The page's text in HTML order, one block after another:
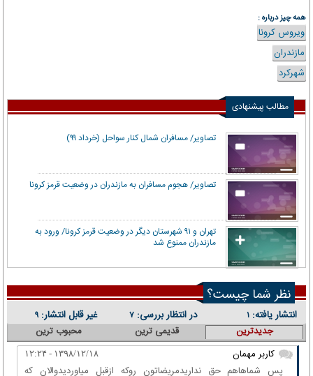
همه چیز درباره :
ویروس کرونا
مازندران
شهرکرد
مطالب پیشنهادی
تصاویر/ مسافران شمال کنار سواحل (خرداد ۹۹)
تصاویر/ هجوم مسافران به مازندران در وضعیت قرمز کرونا
تهران و ۹۱ شهرستان دیگر در وضعیت قرمز کرونا/ ورود به
مازندران ممنوع شد
نظر شما چیست؟
انتشار یافته: ۱ در انتظار بررسی:۷ غیر قابل انتشار:۹
جدیدترین قدیمی ترین
محبوب ترین
کاربر مهمان
۱۳۹۸/۱۲/۱۸ - ۱۲:۲۴
پس شماهاهم حق نداریدمریضاتون روکه ازقبل میاوردیدوالان که